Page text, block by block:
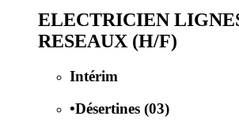
ELECTRICIEN
RESEAUX (H/F)
Intérim
•Désertines (03)